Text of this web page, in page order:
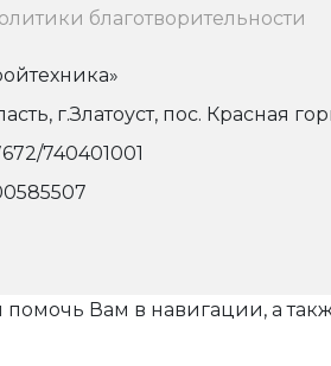
благотворительности
г.Златоуст, пос. Красная
740401001
Вам в навигации, а